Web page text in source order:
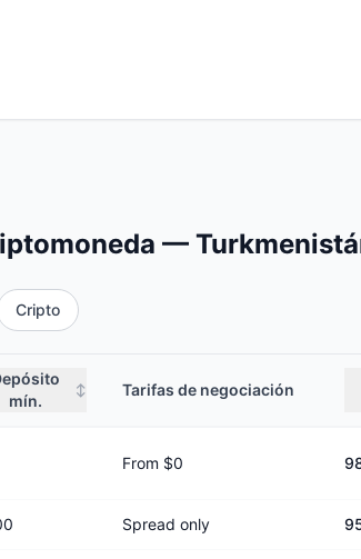
—
Cripto
mín.
↕ Tarifas de negociación
From $0
Spread only